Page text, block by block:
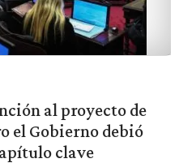
al proyecto de
el Gobierno debió
clave